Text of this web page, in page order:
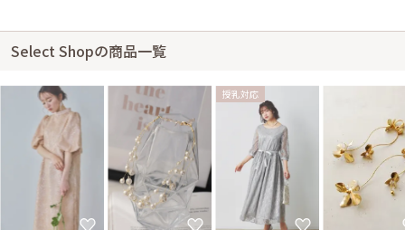
Select Shopの商品一覧
授乳対応